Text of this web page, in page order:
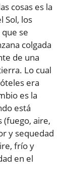
cosas es la
Sol, los
se
colgada
de una
Lo cual
era
es la
está
aire,
y sequedad
frío y
en el